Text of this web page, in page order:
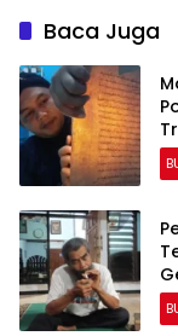
Masyarakat
Baca Juga